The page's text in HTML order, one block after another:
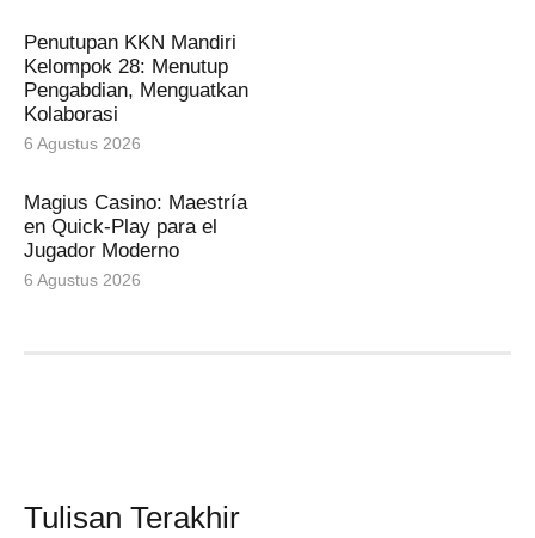
Penutupan KKN Mandiri
Kelompok 28: Menutup
Pengabdian, Menguatkan
Kolaborasi
6 Agustus 2026
Magius Casino: Maestría
en Quick‑Play para el
Jugador Moderno
6 Agustus 2026
Tulisan Terakhir